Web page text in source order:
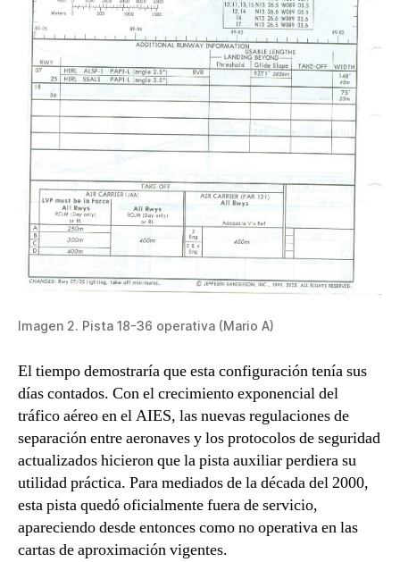
Imagen 2. Pista 18-36 operativa (Mario A)
El tiempo demostraría que esta configuración tenía sus
días contados. Con el crecimiento exponencial del
tráfico aéreo en el AIES, las nuevas regulaciones de
separación entre aeronaves y los protocolos de seguridad
actualizados hicieron que la pista auxiliar perdiera su
utilidad práctica. Para mediados de la década del 2000,
esta pista quedó oficialmente fuera de servicio,
apareciendo desde entonces como no operativa en las
cartas de aproximación vigentes.